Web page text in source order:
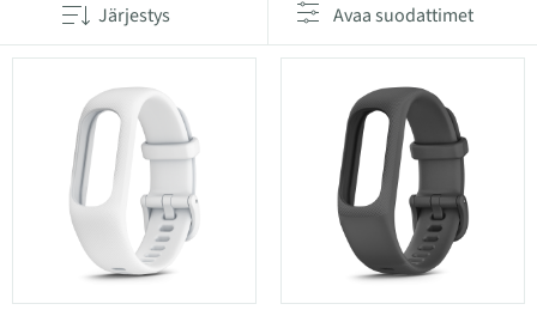
Järjestys Avaa suodattimet